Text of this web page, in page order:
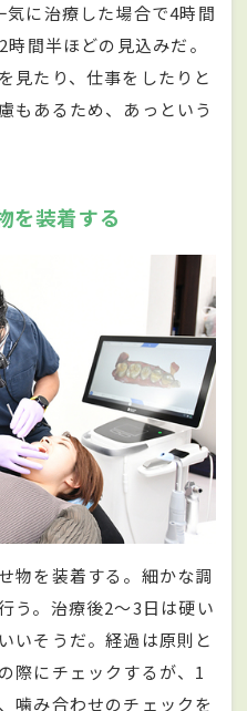
に治療した場合で4時間
間半ほどの見込みだ。
見たり、仕事をしたりと
もあるため、あっという
を装着する
物を装着する。細かな調
う。治療後2～3日は硬い
いそうだ。経過は原則と
際にチェックするが、1
噛み合わせのチェックを